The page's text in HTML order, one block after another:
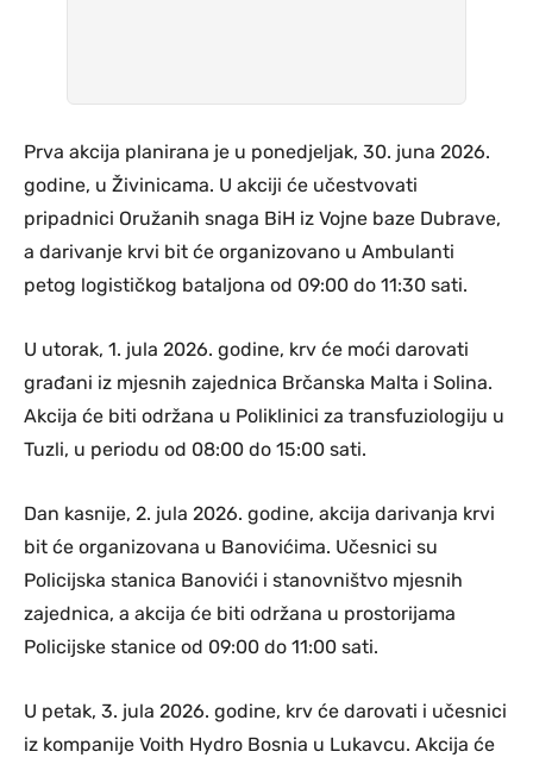
Prva akcija planirana je u ponedjeljak, 30. juna 2026.
godine, u Živinicama. U akciji će učestvovati
pripadnici Oružanih snaga BiH iz Vojne baze Dubrave,
a darivanje krvi bit će organizovano u Ambulanti
petog logističkog bataljona od 09:00 do 11:30 sati.
U utorak, 1. jula 2026. godine, krv će moći darovati
građani iz mjesnih zajednica Brčanska Malta i Solina.
Akcija će biti održana u Poliklinici za transfuziologiju u
Tuzli, u periodu od 08:00 do 15:00 sati.
Dan kasnije, 2. jula 2026. godine, akcija darivanja krvi
bit će organizovana u Banovićima. Učesnici su
Policijska stanica Banovići i stanovništvo mjesnih
zajednica, a akcija će biti održana u prostorijama
Policijske stanice od 09:00 do 11:00 sati.
U petak, 3. jula 2026. godine, krv će darovati i učesnici
iz kompanije Voith Hydro Bosnia u Lukavcu. Akcija će